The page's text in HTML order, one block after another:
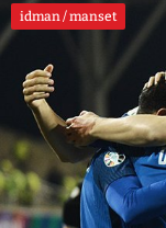
idman / manset